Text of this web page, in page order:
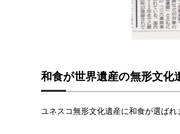
和食が世界遺産の無形文化
ユネスコ無形文化遺産に和食が選ばれ